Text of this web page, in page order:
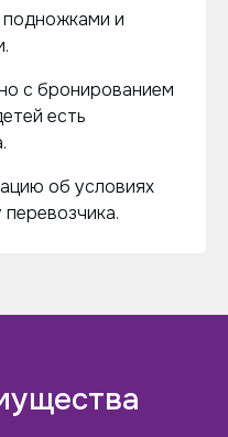
и
с бронированием
есть
об условиях